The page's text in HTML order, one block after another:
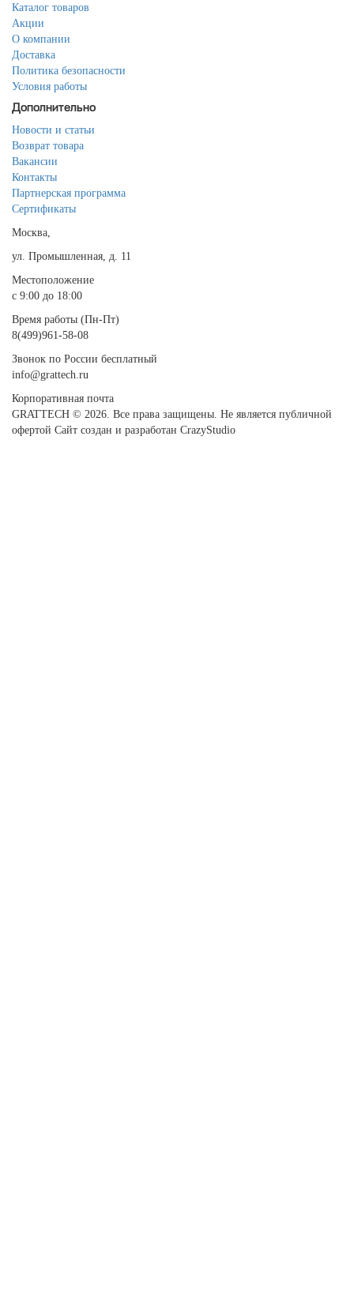
Каталог товаров
Акции
О компании
Доставка
Политика безопасности
Условия работы
Дополнительно
Новости и статьи
Возврат товара
Вакансии
Контакты
Партнерская программа
Сертификаты
Москва,
ул. Промышленная, д. 11
Местоположение
с 9:00 до 18:00
Время работы (Пн-Пт)
8(499)961-58-08
Звонок по России бесплатный
info@grattech.ru
Корпоративная почта
GRATTECH © 2026. Все права защищены. Не является публичной
офертой Сайт создан и разработан CrazyStudio